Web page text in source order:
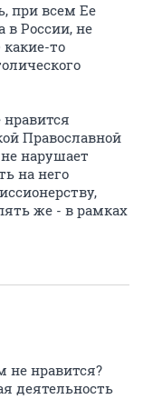
при всем Ее
в России, не
то
Православной
нарушает
на него
же - в рамках
не нравится?
деятельность